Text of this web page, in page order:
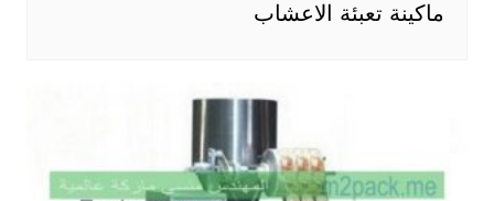
ماكينة تعبئة الاعشاب